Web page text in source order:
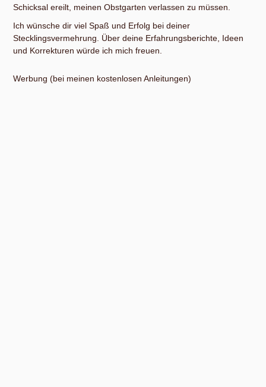
Schicksal ereilt, meinen Obstgarten verlassen zu müssen.
Ich wünsche dir viel Spaß und Erfolg bei deiner
Stecklingsvermehrung. Über deine Erfahrungsberichte, Ideen
und Korrekturen würde ich mich freuen.
Werbung (bei meinen kostenlosen Anleitungen)